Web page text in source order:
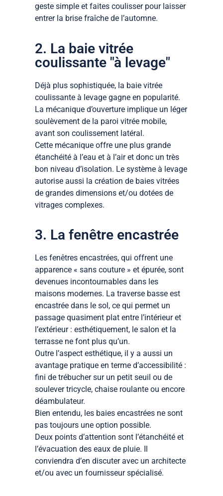
geste simple et faites coulisser pour laisser
entrer la brise fraîche de l’automne.
2. La baie vitrée
coulissante "à levage"
Déjà plus sophistiquée, la baie vitrée
coulissante à levage gagne en popularité.
La mécanique d’ouverture implique un léger
soulèvement de la paroi vitrée mobile,
avant son coulissement latéral.
Cette mécanique offre une plus grande
étanchéité à l’eau et à l’air et donc un très
bon niveau d’isolation. Le système à levage
autorise aussi la création de baies vitrées
de grandes dimensions et/ou dotées de
vitrages complexes.
3. La fenêtre encastrée
Les fenêtres encastrées, qui offrent une
apparence « sans couture » et épurée, sont
devenues incontournables dans les
maisons modernes. La traverse basse est
encastrée dans le sol, ce qui permet un
passage quasiment plat entre l’intérieur et
l’extérieur : esthétiquement, le salon et la
terrasse ne font plus qu’un.
Outre l’aspect esthétique, il y a aussi un
avantage pratique en terme d’accessibilité :
fini de trébucher sur un petit seuil ou de
soulever tricycle, chaise roulante ou encore
déambulateur.
Bien entendu, les baies encastrées ne sont
pas toujours une option possible.
Deux points d’attention sont l’étanchéité et
l’évacuation des eaux de pluie. Il
conviendra d’en discuter avec un architecte
et/ou avec un fournisseur spécialisé.